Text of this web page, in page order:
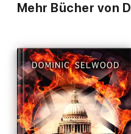
Mehr Bücher von